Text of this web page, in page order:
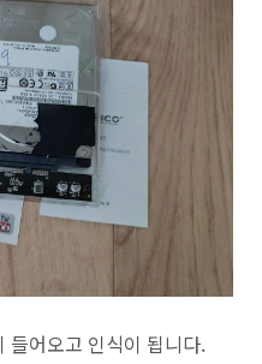
들어오고 인식이 됩니다.